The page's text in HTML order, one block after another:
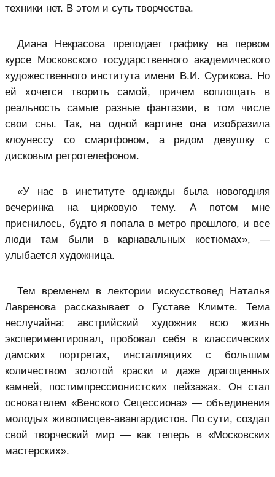
техники нет. В этом и суть творчества.
Диана Некрасова преподает графику на первом
курсе Московского государственного академического
художественного института имени В.И. Сурикова. Но
ей хочется творить самой, причем воплощать в
реальность самые разные фантазии, в том числе
свои сны. Так, на одной картине она изобразила
клоунессу со смартфоном, а рядом девушку с
дисковым ретротелефоном.
«У нас в институте однажды была новогодняя
вечеринка на цирковую тему. А потом мне
приснилось, будто я попала в метро прошлого, и все
люди там были в карнавальных костюмах», —
улыбается художница.
Тем временем в лектории искусствовед Наталья
Лавренова рассказывает о Густаве Климте. Тема
неслучайна: австрийский художник всю жизнь
экспериментировал, пробовал себя в классических
дамских портретах, инсталляциях с большим
количеством золотой краски и даже драгоценных
камней, постимпрессионистских пейзажах. Он стал
основателем «Венского Сецессиона» — объединения
молодых живописцев-авангардистов. По сути, создал
свой творческий мир — как теперь в «Московских
мастерских».